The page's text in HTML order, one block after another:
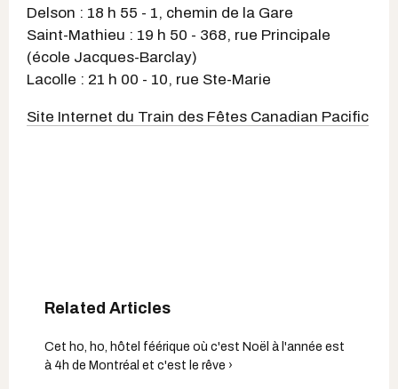
Delson : 18 h 55 - 1, chemin de la Gare
Saint-Mathieu : 19 h 50 - 368, rue Principale
(école Jacques-Barclay)
Lacolle : 21 h 00 - 10, rue Ste-Marie
Site Internet du Train des Fêtes Canadian Pacific
Cet ho, ho, hôtel féérique où c'est Noël à l'année est
à 4h de Montréal et c'est le rêve ›